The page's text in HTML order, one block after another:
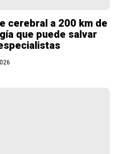
cerebral a 200 km de
que puede salvar